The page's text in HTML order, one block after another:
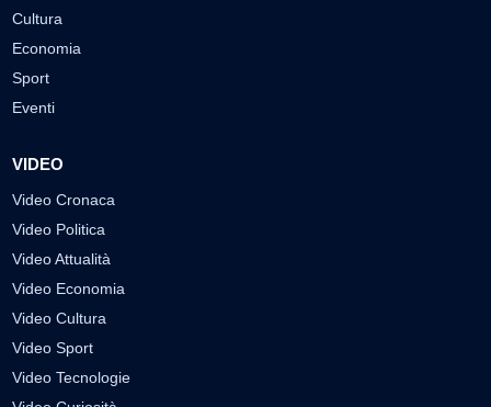
Cultura
Economia
Sport
Eventi
VIDEO
Video Cronaca
Video Politica
Video Attualità
Video Economia
Video Cultura
Video Sport
Video Tecnologie